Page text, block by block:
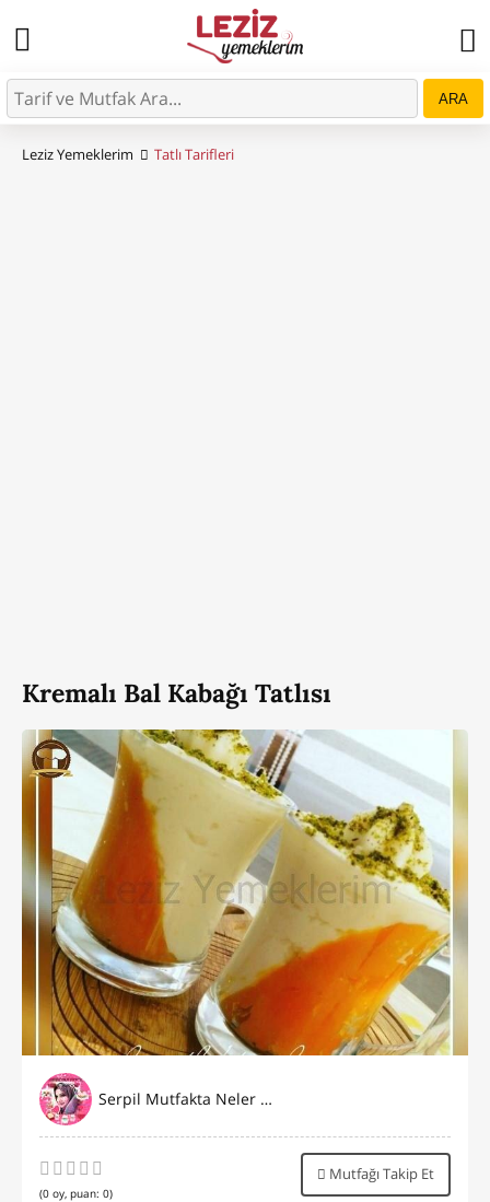
ARA
Leziz Yemeklerim Tatlı Tarifleri
Kremalı Bal Kabağı Tatlısı
Serpil Mutfakta Neler Yapıyor
(0 oy, puan: 0)
Mutfağı Takip Et